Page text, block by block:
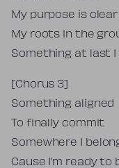
My purpose is clear
My roots in the
Something at last
[Chorus 3]
Something aligned
To finally commit
Somewhere I
Cause I’m ready to